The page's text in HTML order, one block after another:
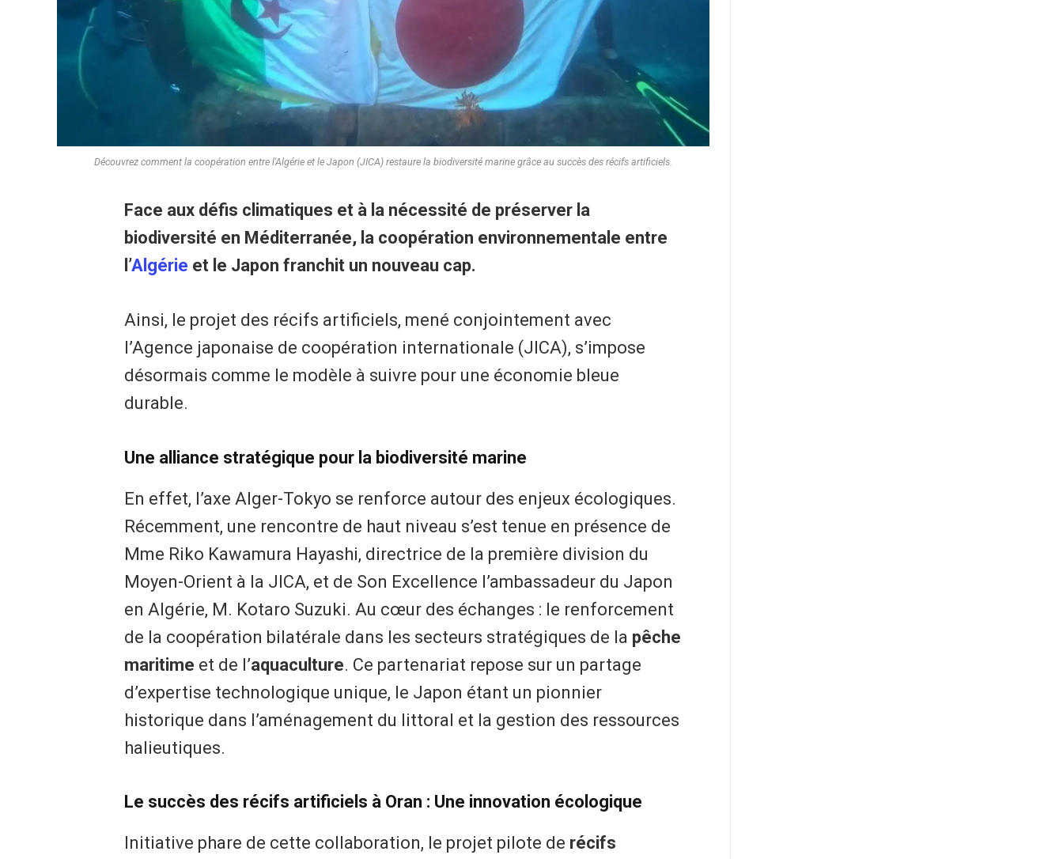
Découvrez comment la coopération entre l'Algérie et le Japon (JICA) restaure la biodiversité marine grâce au succès des récifs artificiels.
Face aux défis climatiques et à la nécessité de préserver la
biodiversité en Méditerranée, la coopération environnementale entre
l’Algérie et le Japon franchit un nouveau cap.
Ainsi, le projet des récifs artificiels, mené conjointement avec
l’Agence japonaise de coopération internationale (JICA), s’impose
désormais comme le modèle à suivre pour une économie bleue
durable.
​Une alliance stratégique pour la biodiversité marine
​En effet, l’axe Alger-Tokyo se renforce autour des enjeux écologiques.
Récemment, une rencontre de haut niveau s’est tenue en présence de
Mme Riko Kawamura Hayashi, directrice de la première division du
Moyen-Orient à la JICA, et de Son Excellence l’ambassadeur du Japon
en Algérie, M. Kotaro Suzuki. Au cœur des échanges : le renforcement
de la coopération bilatérale dans les secteurs stratégiques de la pêche
maritime et de l’aquaculture. Ce partenariat repose sur un partage
d’expertise technologique unique, le Japon étant un pionnier
historique dans l’aménagement du littoral et la gestion des ressources
halieutiques.
Le succès des récifs artificiels à Oran : Une innovation écologique
​Initiative phare de cette collaboration, le projet pilote de récifs